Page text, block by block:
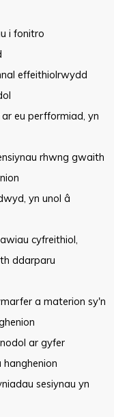
i fonitro
effeithiolrwydd
eu perfformiad, yn
rhwng gwaith
yn unol â
cyfreithiol,
ddarparu
a materion sy'n
ar gyfer
sesiynau yn